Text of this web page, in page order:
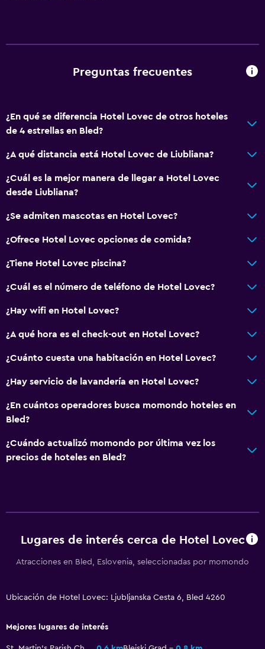
Accesibilidad
Ascensor disponible
Hipoalergénico
Estacionamiento accesible
Habitación hipoalergénica
Para no fumadores
General
Pantuflas
Vista al lago
Vista a punto de interés
Teléfono
Espacio de almacenamiento
Extinguidor
Artículos de aseo gratis
Calefacción
Preguntas frecuentes
¿En qué se diferencia Hotel Lovec de otros hoteles
de 4 estrellas en Bled?
¿A qué distancia está Hotel Lovec de Liubliana?
¿Cuál es la mejor manera de llegar a Hotel Lovec
desde Liubliana?
¿Se admiten mascotas en Hotel Lovec?
¿Ofrece Hotel Lovec opciones de comida?
¿Tiene Hotel Lovec piscina?
¿Cuál es el número de teléfono de Hotel Lovec?
¿Hay wifi en Hotel Lovec?
¿A qué hora es el check-out en Hotel Lovec?
¿Cuánto cuesta una habitación en Hotel Lovec?
¿Hay servicio de lavandería en Hotel Lovec?
¿En cuántos operadores busca momondo hoteles en
Bled?
¿Cuándo actualizó momondo por última vez los
precios de hoteles en Bled?
Lugares de interés cerca de Hotel Lovec
Atracciones en Bled, Eslovenia, seleccionadas por momondo
Ubicación de Hotel Lovec: Ljubljanska Cesta 6, Bled 4260
Mejores lugares de interés